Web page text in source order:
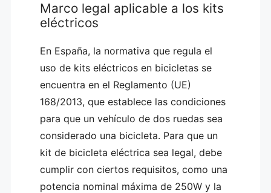
Marco legal aplicable a los kits
eléctricos
En España, la normativa que regula el
uso de kits eléctricos en bicicletas se
encuentra en el Reglamento (UE)
168/2013, que establece las condiciones
para que un vehículo de dos ruedas sea
considerado una bicicleta. Para que un
kit de bicicleta eléctrica sea legal, debe
cumplir con ciertos requisitos, como una
potencia nominal máxima de 250W y la